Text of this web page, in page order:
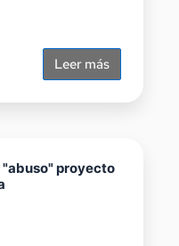
Leer más
proyecto